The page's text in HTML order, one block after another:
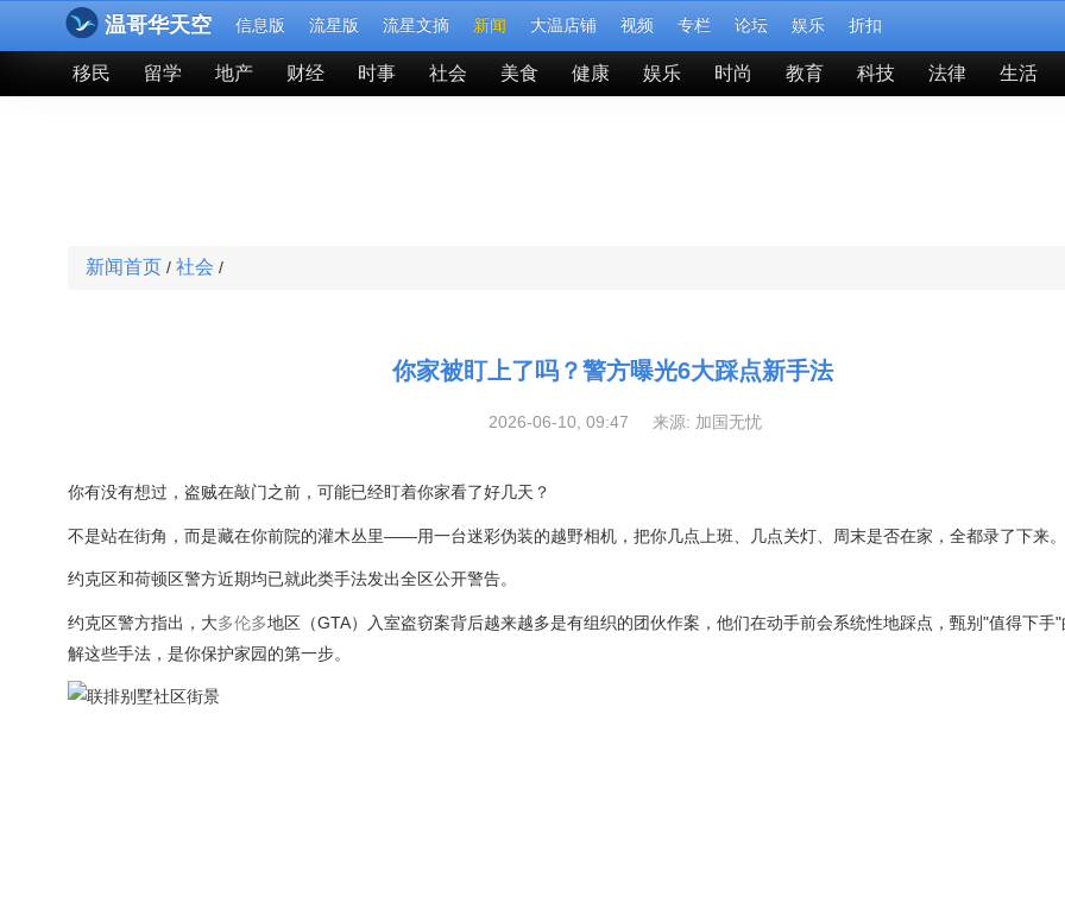
温哥华天空 信息版 流星版 流星文摘 新闻 大温店铺 视频 专栏 论坛 娱乐 折扣
移民 留学 地产 财经 时事 社会 美食 健康 娱乐 时尚 教育 科技 法律 生活
新闻首页 / 社会 /
你家被盯上了吗？警方曝光6大踩点新手法
2026-06-10, 09:47 来源: 加国无忧
你有没有想过，盗贼在敲门之前，可能已经盯着你家看了好几天？
不是站在街角，而是藏在你前院的灌木丛里——用一台迷彩伪装的越野相机，把你几点上班、几点关灯、周末是否在家，全都录了下来。
约克区和荷顿区警方近期均已就此类手法发出全区公开警告。
约克区警方指出，大多伦多地区（GTA）入室盗窃案背后越来越多是有组织的团伙作案，他们在动手前会系统性地踩点，甄别"值得下手"
解这些手法，是你保护家园的第一步。